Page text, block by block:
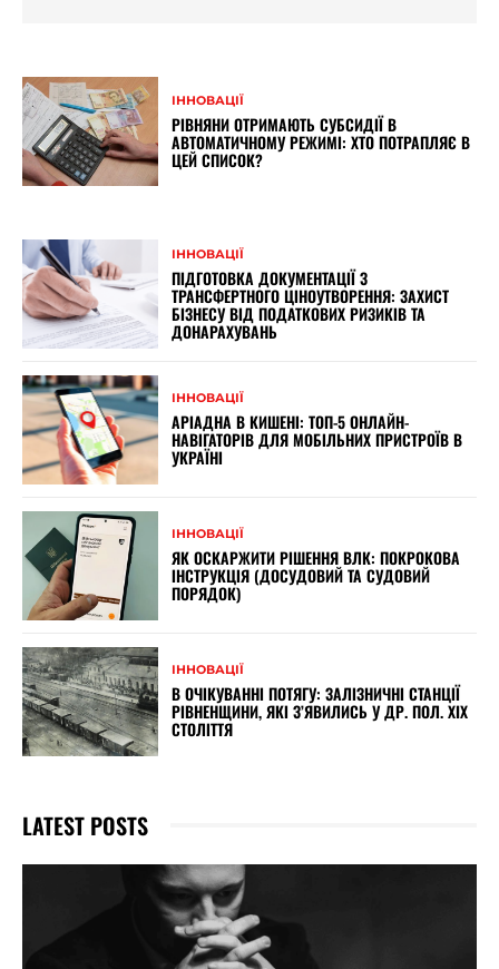
ІННОВАЦІЇ
РІВНЯНИ ОТРИМАЮТЬ СУБСИДІЇ В
АВТОМАТИЧНОМУ РЕЖИМІ: ХТО ПОТРАПЛЯЄ В
ЦЕЙ СПИСОК?
ІННОВАЦІЇ
ПІДГОТОВКА ДОКУМЕНТАЦІЇ З
ТРАНСФЕРТНОГО ЦІНОУТВОРЕННЯ: ЗАХИСТ
БІЗНЕСУ ВІД ПОДАТКОВИХ РИЗИКІВ ТА
ДОНАРАХУВАНЬ
ІННОВАЦІЇ
АРІАДНА В КИШЕНІ: ТОП-5 ОНЛАЙН-
НАВІГАТОРІВ ДЛЯ МОБІЛЬНИХ ПРИСТРОЇВ В
УКРАЇНІ
ІННОВАЦІЇ
ЯК ОСКАРЖИТИ РІШЕННЯ ВЛК: ПОКРОКОВА
ІНСТРУКЦІЯ (ДОСУДОВИЙ ТА СУДОВИЙ
ПОРЯДОК)
ІННОВАЦІЇ
В ОЧІКУВАННІ ПОТЯГУ: ЗАЛІЗНИЧНІ СТАНЦІЇ
РІВНЕНЩИНИ, ЯКІ З’ЯВИЛИСЬ У ДР. ПОЛ. XIX
СТОЛІТТЯ
LATEST POSTS